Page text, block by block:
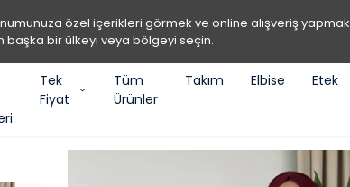
özel içerikleri görmek ve online alışveriş yapmak
başka bir ülkeyi veya bölgeyi seçin.
Tek
Fiyat
Tüm
Ürünler
Takım Elbise Etek